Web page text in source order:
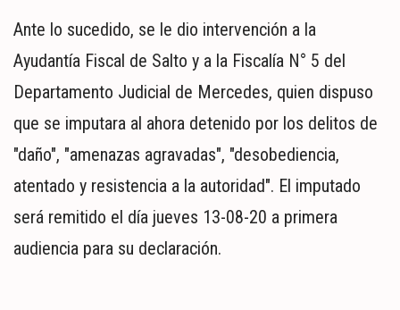
Ante lo sucedido, se le dio intervención a la
Ayudantía Fiscal de Salto y a la Fiscalía N° 5 del
Departamento Judicial de Mercedes, quien dispuso
que se imputara al ahora detenido por los delitos de
"daño", "amenazas agravadas", "desobediencia,
atentado y resistencia a la autoridad". El imputado
será remitido el día jueves 13-08-20 a primera
audiencia para su declaración.